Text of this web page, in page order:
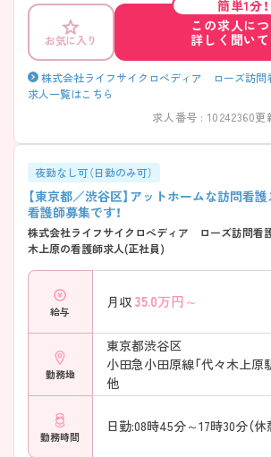
お気に入り
簡単1分！
この求人に
詳しく聞い
株式会社ライフサイクロぺディア ローズ訪問
求人一覧はこちら
求人番号 : 10242360更
夜勤なし可（日勤のみ可）
【東京都／渋谷区】アットホームな訪問看
看護師募集です！
株式会社ライフサイクロぺディア ローズ訪問看
木上原の看護師求人(正社員)
給与
月収 35.0万円～
勤務地
東京都渋谷区
小田急小田原線「代々木上原
他
勤務時間
日勤:08時45分～17時30分（休